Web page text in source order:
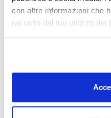
con altre informazioni che
raccolto dal tuo utilizzo dei
Documentazione
TDS / Scheda tecnica
Registrati per i download